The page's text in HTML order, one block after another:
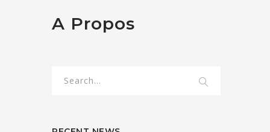
A Propos